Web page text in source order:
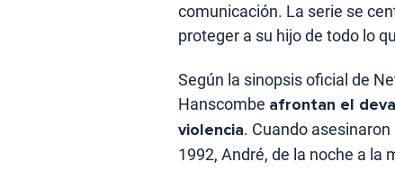
comunicación. La serie se
proteger a su hijo de todo lo
Según la sinopsis oficial de
Hanscombe afrontan el
violencia. Cuando
1992, André, de la noche a la